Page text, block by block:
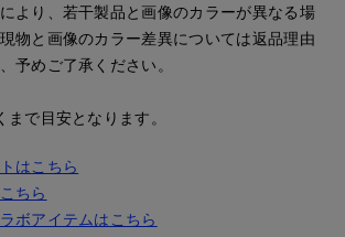
より、若干製品と画像のカラーが異なる場
物と画像のカラー差異については返品理由
予めご了承ください。
で目安となります。
はこちら
ちら
ボアイテムはこちら